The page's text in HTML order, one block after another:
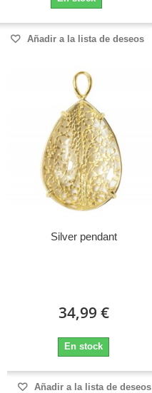
Añadir a la lista de deseos
Silver pendant
34,99 €
En stock
Añadir a la lista de deseos